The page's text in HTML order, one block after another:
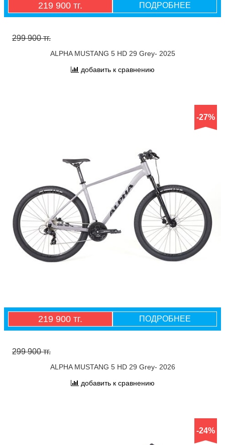
219 900 тг. ПОДРОБНЕЕ
299 900 тг.
ALPHA MUSTANG 5 HD 29 Grey- 2025
добавить к сравнению
-27%
219 900 тг. ПОДРОБНЕЕ
299 900 тг.
ALPHA MUSTANG 5 HD 29 Grey- 2026
добавить к сравнению
-24%